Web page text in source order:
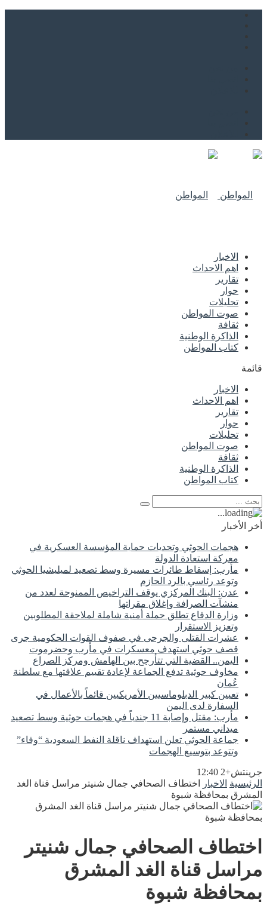
الاخبار
اهم الاحداث
تقارير
حوار
تحليلات
صوت المواطن
ثقافة
الذاكرة الوطنية
كتاب المواطن
قائمة
الاخبار
اهم الاحداث
تقارير
حوار
تحليلات
صوت المواطن
ثقافة
الذاكرة الوطنية
كتاب المواطن
أخر الأخبار
هجمات الحوثي وتحديات حماية المؤسسة العسكرية في
معركة استعادة الدولة
مأرب: إسقاط طائرات مسيرة وسط تصعيد لميليشيا الحوثي
وتوعد رئاسي بالرد الحازم
عدن: البنك المركزي يوقف التراخيص الممنوحة لعدد من
منشآت الصرافة وإغلاق مقراتها
وزارة الدفاع تطلق حملة أمنية شاملة لملاحقة المطلوبين
وتعزيز الاستقرار
عشرات القتلى والجرحى في صفوف القوات الحكومية جرى
قصف حوثي استهدف معسكرات في مأرب وحضرموت
اليمن.. القضية التي تتأرجح بين الهامش ومركز الصراع
مخاوف حوثية تدفع الجماعة لإعادة تقييم علاقتها مع سلطنة
عُمان
تعيين كبير الدبلوماسيين الأمريكيين قائماً بالأعمال في
السفارة لدى اليمن
مأرب: مقتل وإصابة 11 جندياً في هجمات حوثية وسط تصعيد
ميداني مستمر
جماعة الحوثي تعلن استهداف ناقلة النفط السعودية “وفاء”
وتتوعد بتوسيع الهجمات
جرينتش+2 12:40
الرئيسية الاخبار
اختطاف الصحافي جمال شنيتر مراسل قناة الغد
المشرق بمحافظة شبوة
اختطاف الصحافي جمال شنيتر
مراسل قناة الغد المشرق
بمحافظة شبوة